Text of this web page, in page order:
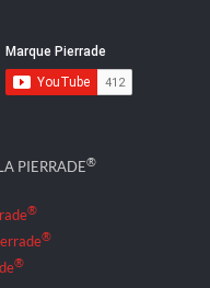
PIERRADE®
®
®
®